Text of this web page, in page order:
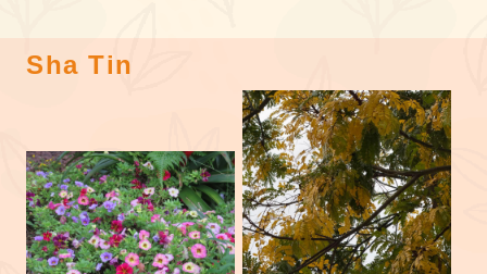
Sha Tin